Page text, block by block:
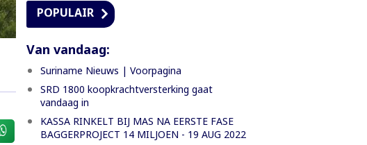
POPULAIR
Van vandaag:
Suriname Nieuws | Voorpagina
SRD 1800 koopkrachtversterking gaat
vandaag in
KASSA RINKELT BIJ MAS NA EERSTE FASE
BAGGERPROJECT 14 MILJOEN - 19 AUG 2022